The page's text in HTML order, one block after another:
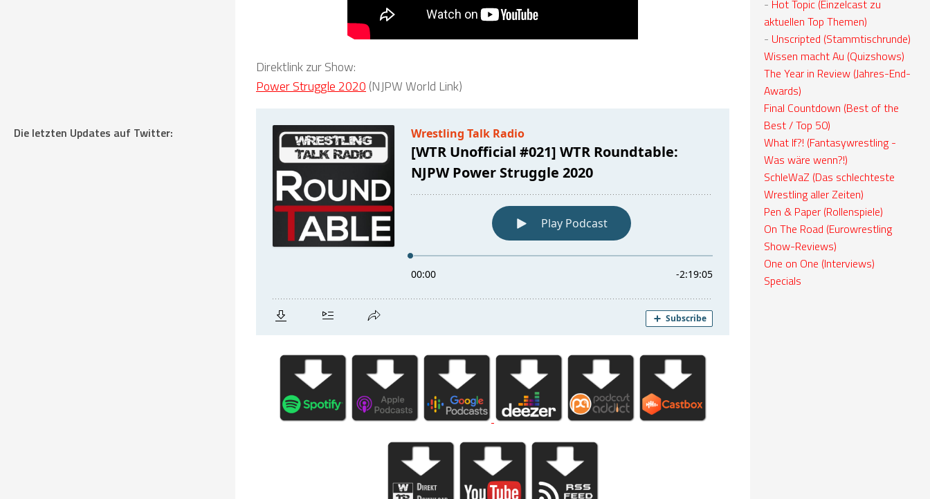
Direktlink zur Show:
Power Struggle 2020(NJPW World Link)
Die letzten Updates auf Twitter:
- Hot Topic (Einzelcast zu
aktuellen Top Themen)
- Unscripted (Stammtischrunde)
Wissen macht Au (Quizshows)
The Year in Review (Jahres-End-
Awards)
Final Countdown (Best of the
Best / Top 50)
What If?! (Fantasywrestling -
Was wäre wenn?!)
SchleWaZ (Das schlechteste
Wrestling aller Zeiten)
Pen & Paper (Rollenspiele)
On The Road (Eurowrestling
Show-Reviews)
One on One (Interviews)
Specials